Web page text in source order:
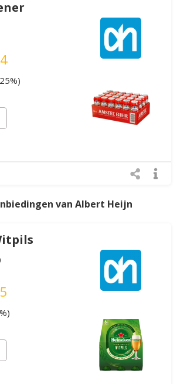
van Albert Heijn